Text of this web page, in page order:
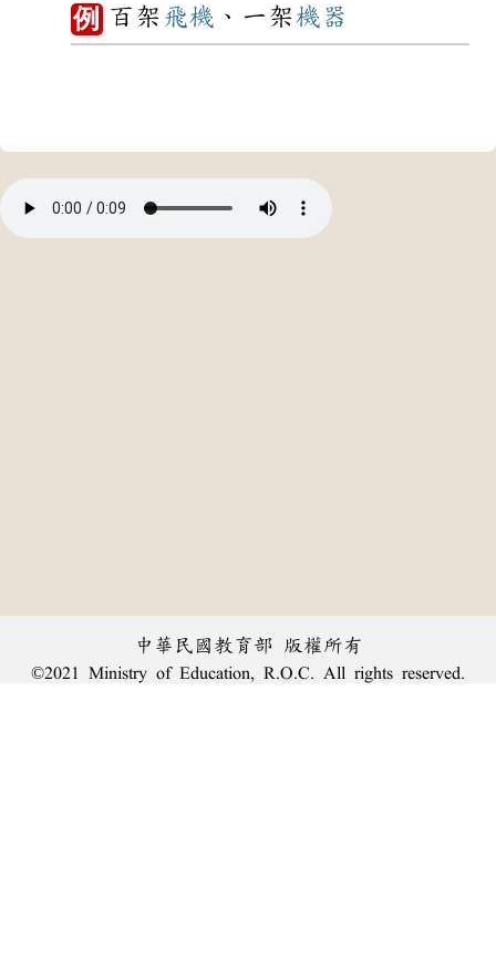
例 百架 飛機 、一架機器
中華民國教育部 版權所有
©2021 Ministry of Education, R.O.C. All rights reserved.